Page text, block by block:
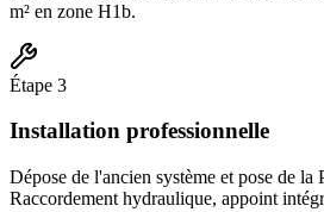
m² en zone H1b.
Étape 3
Installation professionnelle
Dépose de l'ancien système et pose de la
Raccordement hydraulique, appoint